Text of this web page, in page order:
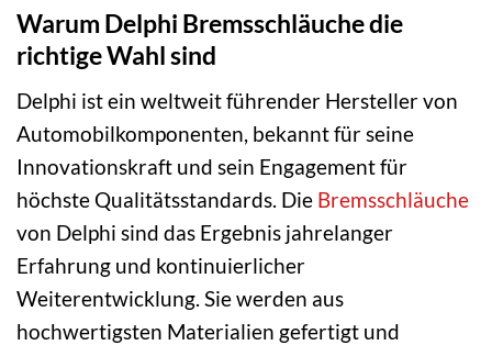
Warum Delphi Bremsschläuche die
richtige Wahl sind
Delphi ist ein weltweit führender Hersteller von
Automobilkomponenten, bekannt für seine
Innovationskraft und sein Engagement für
höchste Qualitätsstandards. Die Bremsschläuche
von Delphi sind das Ergebnis jahrelanger
Erfahrung und kontinuierlicher
Weiterentwicklung. Sie werden aus
hochwertigsten Materialien gefertigt und